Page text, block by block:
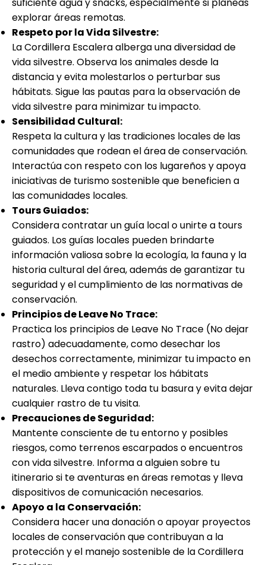
explorar áreas remotas.
Respeto por la Vida Silvestre:
La Cordillera Escalera alberga una diversidad de
vida silvestre. Observa los animales desde la
distancia y evita molestarlos o perturbar sus
hábitats. Sigue las pautas para la observación de
vida silvestre para minimizar tu impacto.
Sensibilidad Cultural:
Respeta la cultura y las tradiciones locales de las
comunidades que rodean el área de conservación.
Interactúa con respeto con los lugareños y apoya
iniciativas de turismo sostenible que beneficien a
las comunidades locales.
Tours Guiados:
Considera contratar un guía local o unirte a tours
guiados. Los guías locales pueden brindarte
información valiosa sobre la ecología, la fauna y la
historia cultural del área, además de garantizar tu
seguridad y el cumplimiento de las normativas de
conservación.
Principios de Leave No Trace:
Practica los principios de Leave No Trace (No dejar
rastro) adecuadamente, como desechar los
desechos correctamente, minimizar tu impacto en
el medio ambiente y respetar los hábitats
naturales. Lleva contigo toda tu basura y evita dejar
cualquier rastro de tu visita.
Precauciones de Seguridad:
Mantente consciente de tu entorno y posibles
riesgos, como terrenos escarpados o encuentros
con vida silvestre. Informa a alguien sobre tu
itinerario si te aventuras en áreas remotas y lleva
dispositivos de comunicación necesarios.
Apoyo a la Conservación:
Considera hacer una donación o apoyar proyectos
locales de conservación que contribuyan a la
protección y el manejo sostenible de la Cordillera